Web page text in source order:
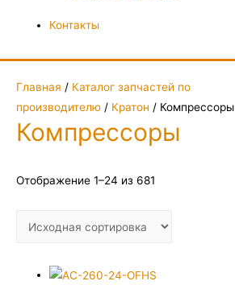
Контакты
Главная / Каталог запчастей по
производителю / Кратон / Компрессоры
Компрессоры
Отображение 1–24 из 681